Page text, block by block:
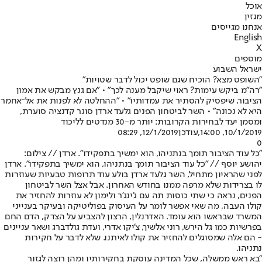
אוכל
מגזין
אנחנו מגייסים
English
X
מוספים
ישראל השבוע
"השופט מצא? הוכיח שגם שופט יכול לדבר שטויות"
"רה"מ ביקש עימות? ראוי שיקבל מענה לכך" • "אם גנץ מבקש את אמון
הציבור, שיפסיק להסתיר את עמדותיו" • "ההחלטה לא לפנות את אל־אחמר
היא לא נכונה" • השר לביטחון הפנים גלעד ארדן סוגר קדנציה סוערת,
ומסמן יעד לבחירות הקרובות: יותר מ-30 מנדטים לליכוד
10/1/2019, 14:00
,עודכן12/1/2019, 08:29
0
"כל עוד הציבור תומך בנתניהו, הוא ימשיך בתפקידו". ארדן // צילום:
יהושע יוסף // "כל עוד הציבור תומך בנתניהו, הוא ימשיך בתפקידו". ארדן
לפני שהראיון מתחיל, השר גלעד ארדן בולע עוד תרופות טבעיות שעוזרות
לו בצרידות שלא מרפה ממנו בחודש האחרון. אבל אצל השר לביטחון
הפנים, נראה כי שתי כוסות תה עם ג'ינג'ר ולימון לא עוזרות להחזיר את
קולו העבה, מה שאי אפשר לומר על העיסוק בפוליטיקה ובעיקר בענייני
המשרד שבראשו הוא עומד. האדרנלין, הרצון להצביע על הצדק, הדם החם
בפרשיות כמו גל הירש, רוני אלשיך, צ'יקו אדרי, ועדת גולדברג ושאר עניינים
- הם אלה שמסוגלים להחזיר את קולו לאיתנו. שלא לדבר על חקירות
נתניהו.
"בא ראש ממשלה, שכל המדינה עוסקת בחקירותיו ומהן רוצה לגזור